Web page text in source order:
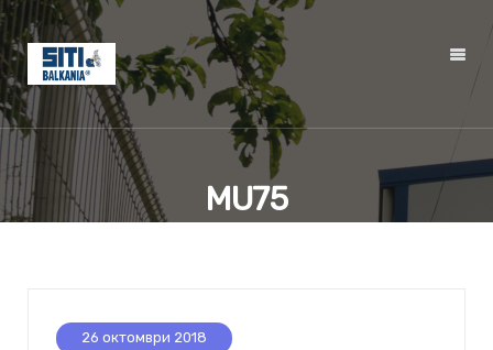
MU75
26 октомври 2018